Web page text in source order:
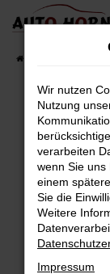
Zum
springen
Fehler:
Beim Laden
Hier sind
Laden
Wir nutzen
Nutzung
verarbeiten
wenn Sie uns
einem
Sie die
Weitere
Impressum